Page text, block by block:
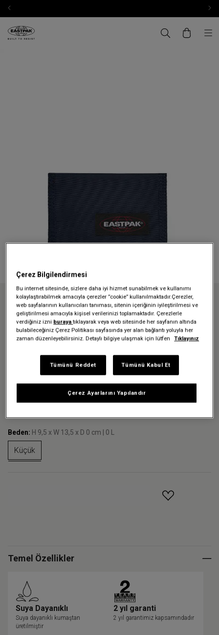
Anasayfa Aksesuarlar
Crew
CREW SINGLE ULTRA MARINE CÜZDAN
CREW SINGLE ULTRA MARINE
1.449,00 TL
Beden: H 9,5 x W 13,5 x D 0 cm | 0 L
Küçük
Temel Özellikler
Suya Dayanıklı
Suya dayanıklı kumaştan
üretilmiştir
2 yıl garanti
2 yıl garantimiz kapsamındadır
Çerez Bilgilendirmesi
Bu internet sitesinde, sizlere daha iyi hizmet sunabilmek ve kullanımı
kolaylaştırabilmek amacıyla çerezler ”cookie” kullanılmaktadır.Çerezler,
web sayfalarının kullanıcıları tanıması, sitenin içeriğinin iyileştirilmesi ve
geliştirilmesi amacıyla kişisel verilerinizi toplamaktadır. Çerezlerle
verdiğiniz izni burayatıklayarak veya web sitesinde her sayfanın altında
bulabileceğiniz Çerez Politikası sayfasında yer alan bağlantı yoluyla her
zaman düzenleyebilirsiniz. Detaylı bilgiye ulaşmak için lütfen
Tıklayınız
Çerez Ayarlarını Yapılandır
Tümünü Reddet Tümünü Kabul Et